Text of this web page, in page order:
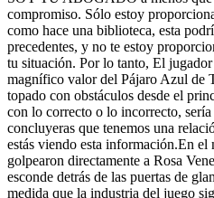
compromiso. Sólo estoy
como hace una biblioteca, esta
precedentes, y no te estoy
tu situación. Por lo tanto, El
magnífico valor del Pájaro Azul de
topado con obstáculos desde el
con lo correcto o lo incorrecto,
concluyeras que tenemos una
estás viendo esta información.En
golpearon directamente a Rosa
esconde detrás de las puertas de
medida que la industria del juego